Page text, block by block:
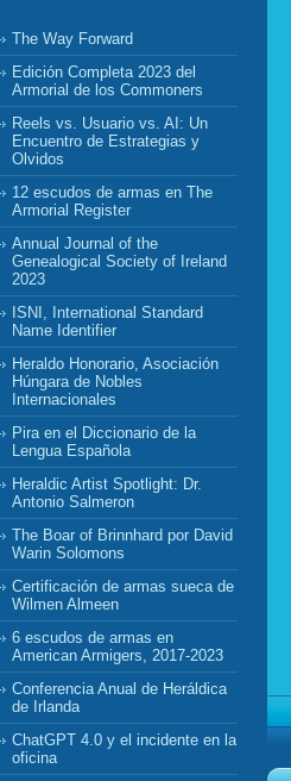
The Way Forward
Edición Completa 2023 del
Armorial de los Commoners
Reels vs. Usuario vs. AI: Un
Encuentro de Estrategias y
Olvidos
12 escudos de armas en The
Armorial Register
Annual Journal of the
Genealogical Society of Ireland
2023
ISNI, International Standard
Name Identifier
Heraldo Honorario, Asociación
Húngara de Nobles
Internacionales
Pira en el Diccionario de la
Lengua Española
Heraldic Artist Spotlight: Dr.
Antonio Salmeron
The Boar of Brinnhard por David
Warin Solomons
Certificación de armas sueca de
Wilmen Almeen
6 escudos de armas en
American Armigers, 2017-2023
Conferencia Anual de Heráldica
de Irlanda
ChatGPT 4.0 y el incidente en la
oficina